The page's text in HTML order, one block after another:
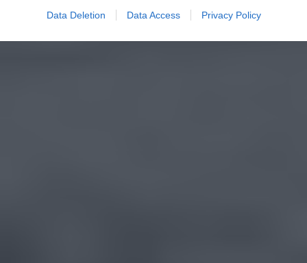
Data Deletion Data Access Privacy Policy